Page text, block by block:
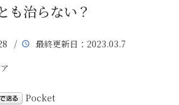
も治らない？
/ 最終更新日 ：2023.03.7
Pocket